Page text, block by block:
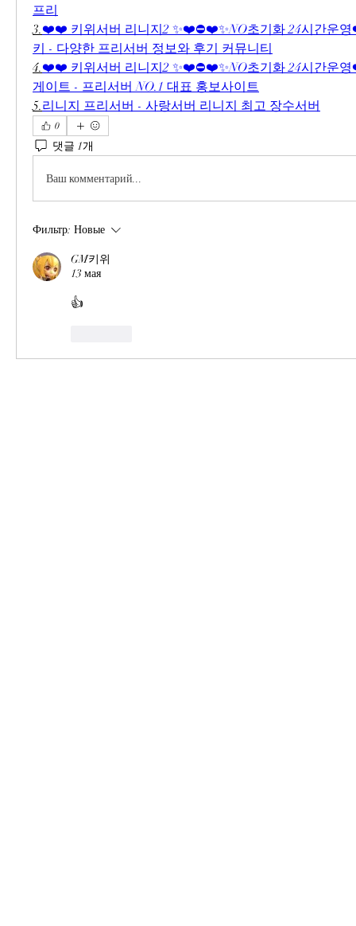
프리
3.❤️❤️ 키위서버 리니지2 ✨❤️⛔❤️✨NO초기화 24시간운
키 - 다양한 프리서버 정보와 후기 커뮤니티
4.❤️❤️ 키위서버 리니지2 ✨❤️⛔❤️✨NO초기화 24시간운
게이트 - 프리서버 NO.1 대표 홍보사이트
5.리니지 프리서버 - 사랑서버 리니지 최고 장수서버
0
댓글 1개
Ваш комментарий...
Фильтр: Новые
GM키위
13 мая
👍